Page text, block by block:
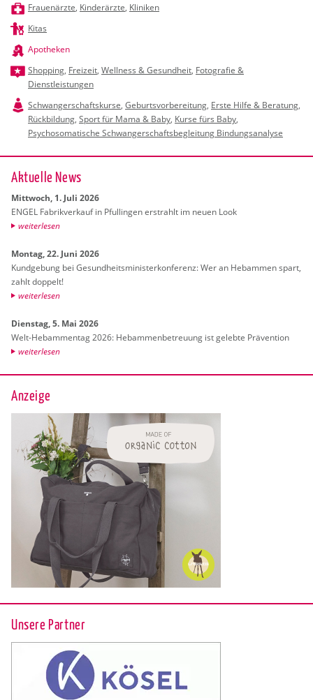
Frauenärzte, Kinderärzte, Kliniken
Kitas
Apotheken
Shopping, Freizeit, Wellness & Gesundheit, Fotografie &
Dienstleistungen
Schwangerschaftskurse, Geburtsvorbereitung, Erste Hilfe & Beratung,
Rückbildung, Sport für Mama & Baby, Kurse fürs Baby,
Psychosomatische Schwangerschaftsbegleitung Bindungsanalyse
Ak­tu­el­le News
Mitt­woch, 1. Juli 2026
ENGEL Fa­brik­ver­kauf in Pful­lin­gen er­strahlt im neuen Look
wei­ter­le­sen
Mon­tag, 22. Juni 2026
Kund­ge­bung bei Ge­sund­heits­mi­nis­ter­kon­fe­renz: Wer an Heb­am­men spart,
zahlt dop­pelt!
wei­ter­le­sen
Diens­tag, 5. Mai 2026
Welt-Heb­am­men­tag 2026: Heb­am­men­be­treu­ung ist ge­leb­te Prä­ven­ti­on
wei­ter­le­sen
Anzeige
Unsere Partner